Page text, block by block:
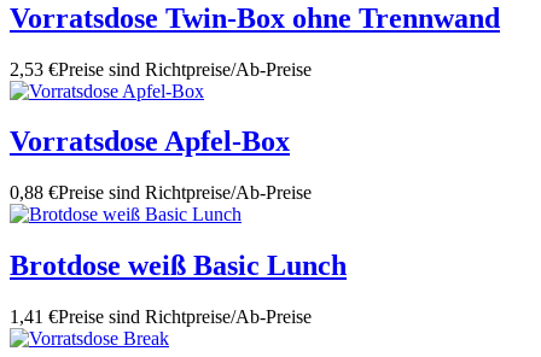
Vorratsdose Twin-Box ohne Trennwand
2,53 €Preise sind Richtpreise/Ab-Preise
Vorratsdose Apfel-Box
0,88 €Preise sind Richtpreise/Ab-Preise
Brotdose weiß Basic Lunch
1,41 €Preise sind Richtpreise/Ab-Preise